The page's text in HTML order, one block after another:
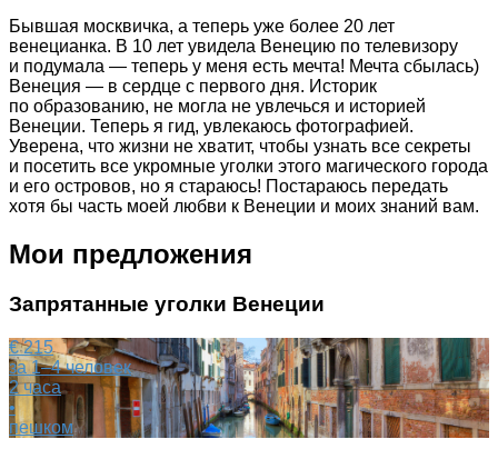
Бывшая москвичка, а теперь уже более 20 лет
венецианка. В 10 лет увидела Венецию по телевизору
и подумала — теперь у меня есть мечта! Мечта сбылась)
Венеция — в сердце с первого дня. Историк
по образованию, не могла не увлечься и историей
Венеции. Теперь я гид, увлекаюсь фотографией.
Уверена, что жизни не хватит, чтобы узнать все секреты
и посетить все укромные уголки этого магического города
и его островов, но я стараюсь! Постараюсь передать
хотя бы часть моей любви к Венеции и моих знаний вам.
Мои предложения
Запрятанные уголки Венеции
€ 215
за 1–4 человек
2 часа
•
пешком